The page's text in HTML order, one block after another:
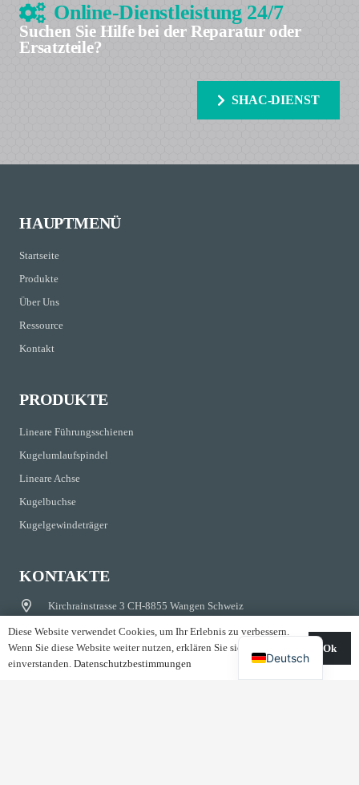
Online-Dienstleistung 24/7
Suchen Sie Hilfe bei der Reparatur oder
Ersatzteile?
SHAC-DIENST
HAUPTMENÜ
Startseite
Produkte
Über Uns
Ressource
Kontakt
PRODUKTE
Lineare Führungsschienen
Kugelumlaufspindel
Lineare Achse
Kugelbuchse
Kugelgewindeträger
KONTAKTE
Kirchrainstrasse 3 CH-8855 Wangen Schweiz
info@shac-europe.com
+41 79 851 20 25
Diese Website verwendet Cookies, um Ihr Erlebnis zu verbessern.
Wenn Sie diese Website weiter nutzen, erklären Sie sich damit
einverstanden. Datenschutzbestimmungen
Ok
Deutsch